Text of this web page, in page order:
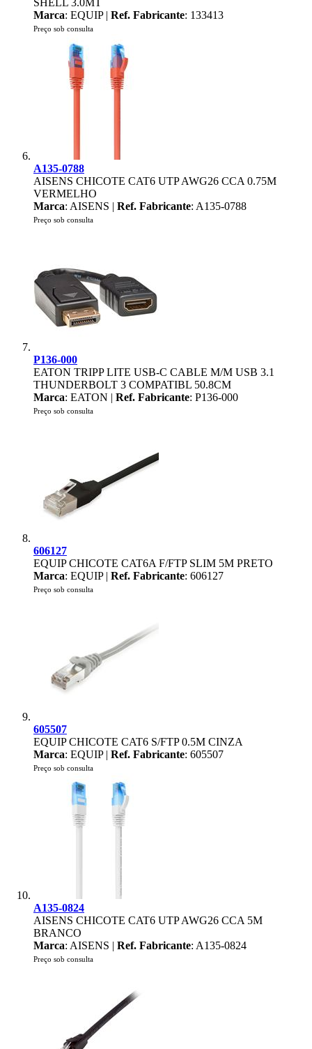
SHELL 3.0MT
Marca: EQUIP | Ref. Fabricante: 133413
Preço sob consulta
A135-0788
AISENS CHICOTE CAT6 UTP AWG26 CCA 0.75M
VERMELHO
Marca: AISENS | Ref. Fabricante: A135-0788
Preço sob consulta
P136-000
EATON TRIPP LITE USB-C CABLE M/M USB 3.1
THUNDERBOLT 3 COMPATIBL 50.8CM
Marca: EATON | Ref. Fabricante: P136-000
Preço sob consulta
606127
EQUIP CHICOTE CAT6A F/FTP SLIM 5M PRETO
Marca: EQUIP | Ref. Fabricante: 606127
Preço sob consulta
605507
EQUIP CHICOTE CAT6 S/FTP 0.5M CINZA
Marca: EQUIP | Ref. Fabricante: 605507
Preço sob consulta
A135-0824
AISENS CHICOTE CAT6 UTP AWG26 CCA 5M
BRANCO
Marca: AISENS | Ref. Fabricante: A135-0824
Preço sob consulta